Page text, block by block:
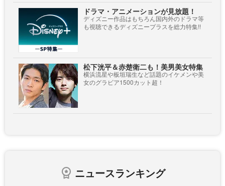
ドラマ・アニメーションが見放題！
ディズニー作品はもちろん国内外のドラマ等
も視聴できるディズニープラスを総力特集!!
松下洸平＆赤楚衛二も！美男美女特集
横浜流星や板垣瑞生など話題のイケメンや美
女のグラビア1500カット超！
ニュースランキング